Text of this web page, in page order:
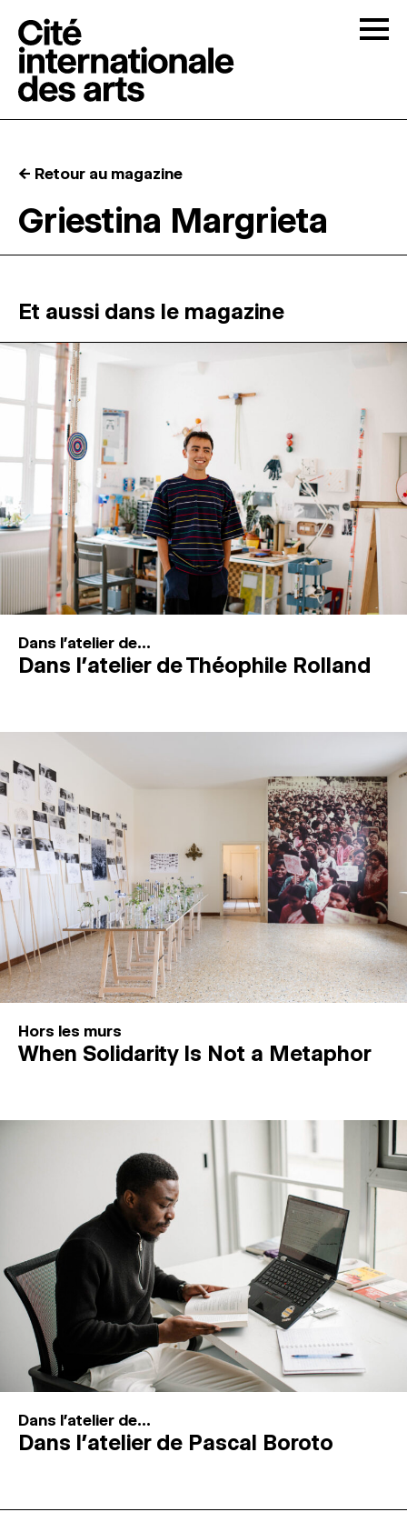
RÉSIDENCES ↓
ATELIERS OUVERTS
PROGRAMMATION
MAGAZINE
ESPACES DE PRATIQUE ARTISTIQUE ↓
Recherche
Connexion
← Retour au magazine
Griestina Margrieta
Et aussi dans le magazine
Dans l'atelier de...
Dans l’atelier de Théophile Rolland
Hors les murs
When Solidarity Is Not a Metaphor
Dans l'atelier de...
Dans l’atelier de Pascal Boroto